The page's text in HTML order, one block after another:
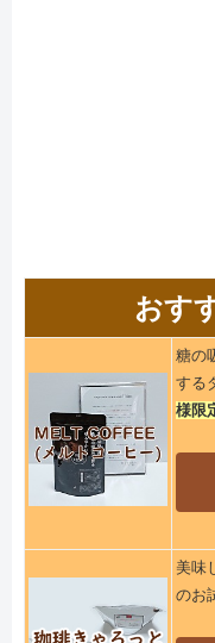
おす
糖の
する
様限
美味
のお